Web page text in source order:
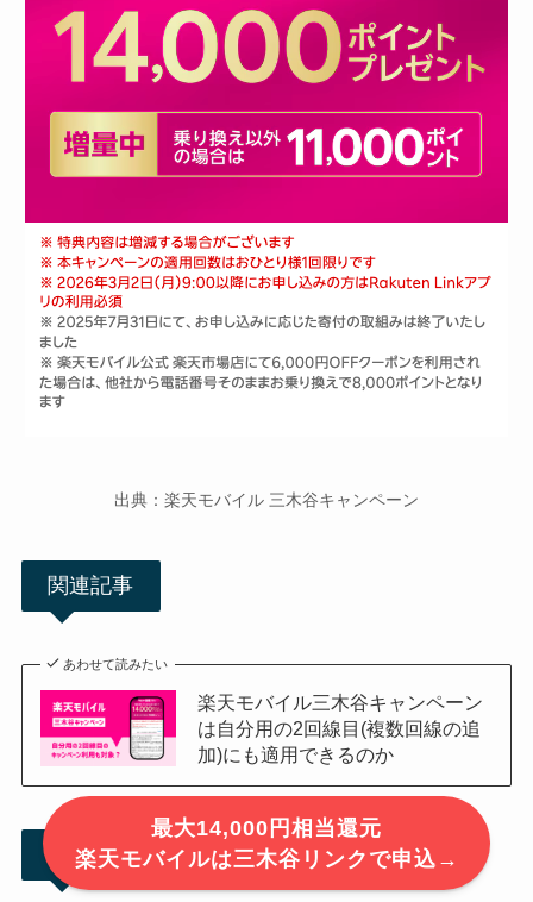
出典：楽天モバイル 三木谷キャンペーン
関連記事
あわせて読みたい
楽天モバイル三木谷キャンペーン
は自分用の2回線目(複数回線の追
加)にも適用できるのか
三木谷キャンペーンの参加条件
最大14,000円相当還元
楽天モバイルは三木谷リンクで申込→